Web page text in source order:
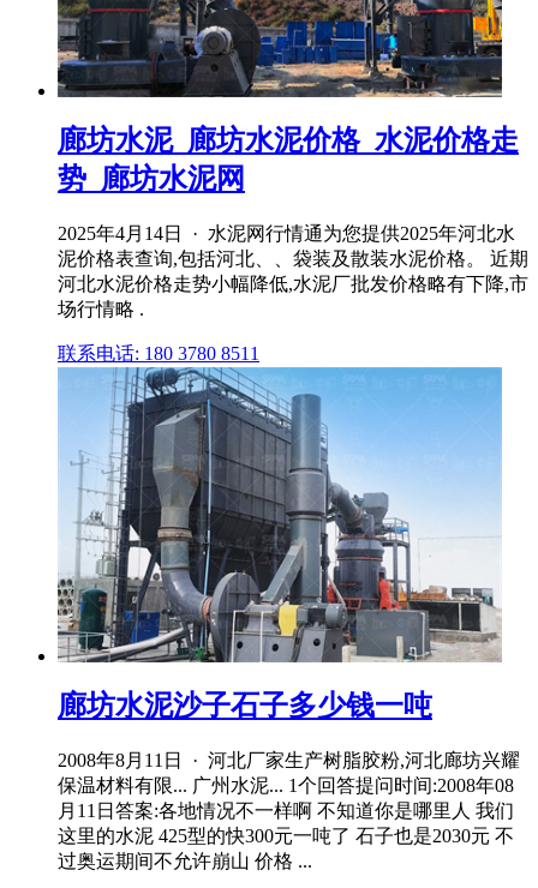
廊坊水泥_廊坊水泥价格_水泥价格走
势_廊坊水泥网
2025年4月14日 · 水泥网行情通为您提供2025年河北水
泥价格表查询,包括河北、、袋装及散装水泥价格。 近期
河北水泥价格走势小幅降低,水泥厂批发价格略有下降,市
场行情略 .
联系电话: 180 3780 8511
廊坊水泥沙子石子多少钱一吨
2008年8月11日 · 河北厂家生产树脂胶粉,河北廊坊兴耀
保温材料有限... 广州水泥... 1个回答提问时间:2008年08
月11日答案:各地情况不一样啊 不知道你是哪里人 我们
这里的水泥 425型的快300元一吨了 石子也是2030元 不
过奥运期间不允许崩山 价格 ...